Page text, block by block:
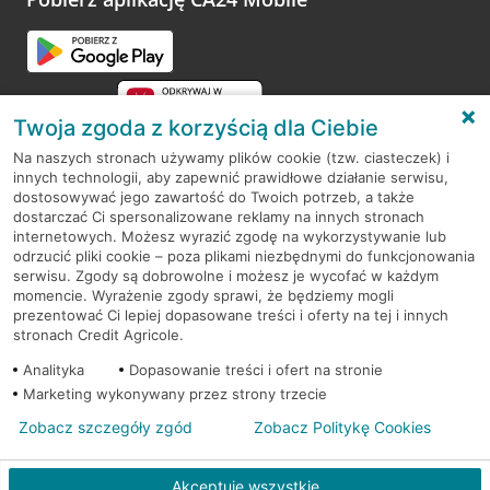
RODO
Regulamin serwisu
Mapa serwisu
PolitykaCookies
© 2026 Credit Agricole Bank Polska S.A. Wszelkie prawa zastrzeżone
Twoja zgoda z korzyścią dla Ciebie
Na naszych stronach używamy plików cookie (tzw. ciasteczek) i
innych technologii, aby zapewnić prawidłowe działanie serwisu,
dostosowywać jego zawartość do Twoich potrzeb, a także
dostarczać Ci spersonalizowane reklamy na innych stronach
internetowych. Możesz wyrazić zgodę na wykorzystywanie lub
odrzucić pliki cookie – poza plikami niezbędnymi do funkcjonowania
serwisu. Zgody są dobrowolne i możesz je wycofać w każdym
momencie. Wyrażenie zgody sprawi, że będziemy mogli
prezentować Ci lepiej dopasowane treści i oferty na tej i innych
stronach Credit Agricole.
Analityka
Dopasowanie treści i ofert na stronie
Marketing wykonywany przez strony trzecie
Akceptuję wszystkie
Zobacz szczegóły zgód Zobacz Politykę Cookies